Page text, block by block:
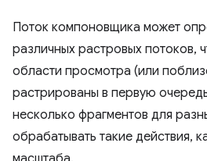
Поток компоновщика может
различных растровых потоков,
области просмотра (или
растрированы в первую
несколько фрагментов для
обрабатывать такие действия,